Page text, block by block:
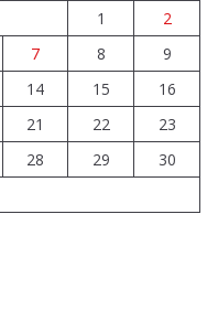
1
2
7 8
9
14 15
16
21 22
23
28 29
30